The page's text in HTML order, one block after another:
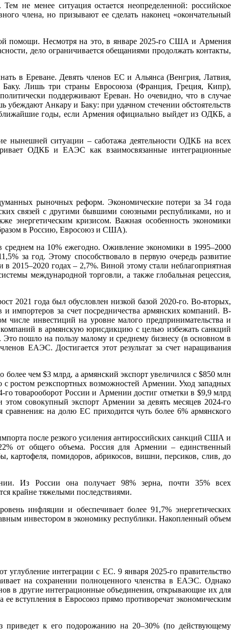
не менее ситуация остается неопределенной: российское
члена, но призывают ее сделать наконец «окончательный
помощи. Несмотря на это, в январе 2025-го США и Армения
дело ограничивается обещаниями продолжать контакты,
в Ереване. Девять членов ЕС и Альянса (Венгрия, Латвия,
Баку. Лишь три страны Евросоюза (Франция, Греция, Кипр),
поддерживают Ереван. Но очевидно, что в случае
убеждают Анкару и Баку: при удачном стечении обстоятельств
годы, если Армения официально выйдет из ОДКБ, а
нынешней ситуации – саботажа деятельности ОДКБ на всех
ОДКБ и ЕАЭС как взаимосвязанные интеграционные
рыночных реформ. Экономические потери за 34 года
связей с другими бывшими союзными республиками, но и
энергетическим кризисом. Важная особенность экономики
в Россию, Евросоюз и США).
на 10% ежегодно. Оживление экономики в 1995–2000
за год. Этому способствовало в первую очередь развитие
2015–2020 годах – 2,7%. Виной этому стали неблагоприятная
международной торговли, а также глобальная рецессия,
2021 года был обусловлен низкой базой 2020-го. Во-вторых,
импортеров за счет посредничества армянских компаний. В-
числе инвестиций на уровне малого предпринимательства и
компаний в армянскую юрисдикцию с целью избежать санкций
пошло на пользу малому и среднему бизнесу (в основном в
ЕАЭС. Достигается этот результат за счет наращивания
чем $3 млрд, а армянский экспорт увеличился с $850 млн
с ростом реэкспортных возможностей Армении. Уход западных
го товарооборот России и Армении достиг отметки в $9,9 млрд
совокупный экспорт Армении за девять месяцев 2024-го
на долю ЕС приходится чуть более 6% армянского
после резкого усиления антироссийских санкций США и
от общего объема. Россия для Армении – единственный
картофеля, помидоров, абрикосов, вишни, персиков, слив, до
Из России она получает 98% зерна, почти 35% всех
крайне тяжелыми последствиями.
инфляции и обеспечивает более 91,7% энергетических
инвестором в экономику республики. Накопленный объем
интеграции с ЕС. 9 января 2025-го правительство
на сохранении полноценного членства в ЕАЭС. Однако
в другие интеграционные объединения, открывающие их для
вступления в Евросоюз прямо противоречат экономическим
приведет к его подорожанию на 20–30% (по действующему